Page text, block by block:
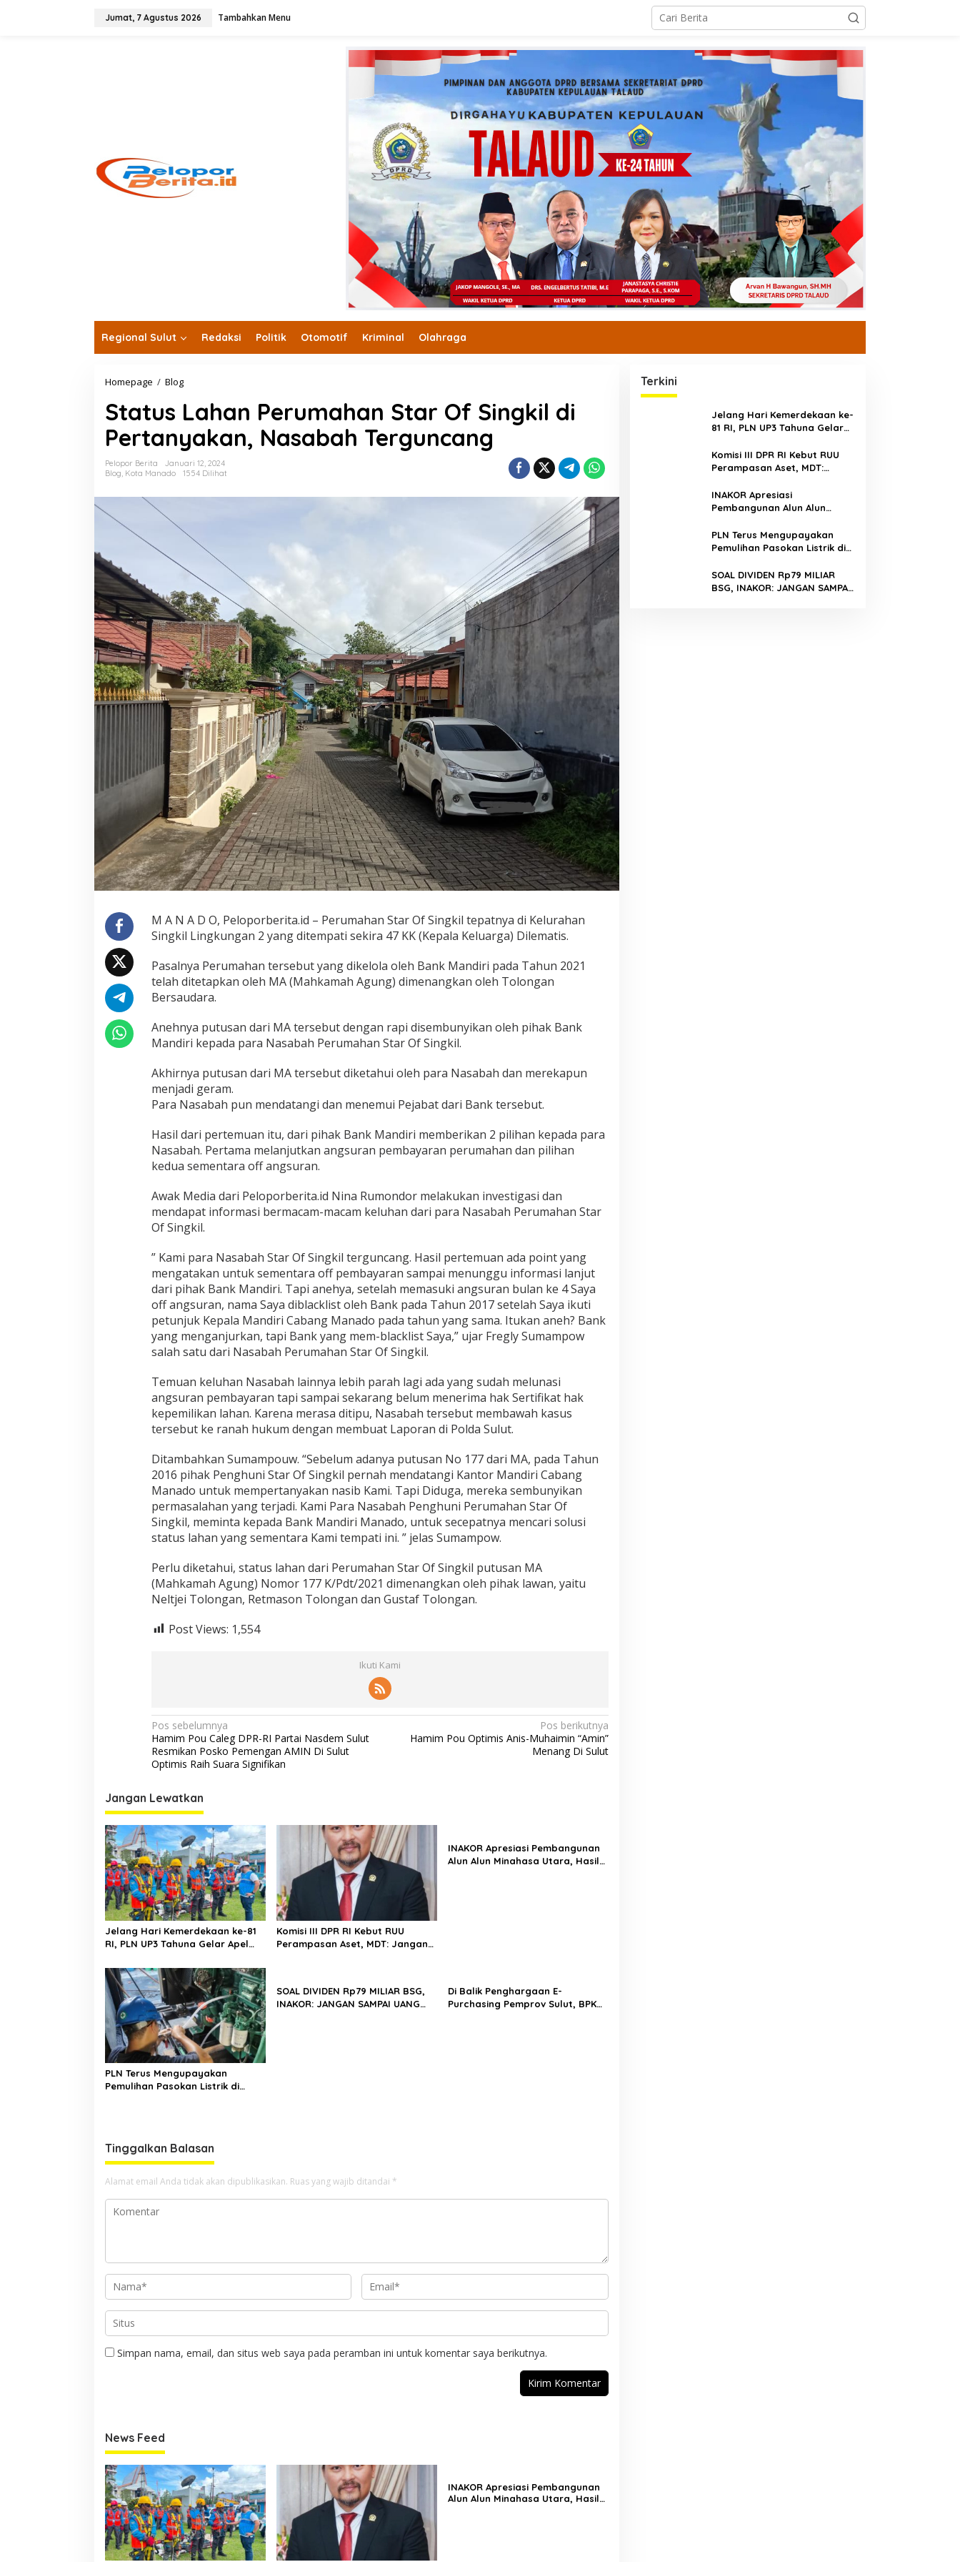
Jumat, 7 Agustus 2026 Tambahkan Menu
Regional Sulut Redaksi Politik Otomotif Kriminal Olahraga
Homepage / BlogStatus
Perumahan
Star
Of
Singkil
Pertanyakan,
Terguncang
Status Lahan Perumahan Star Of Singkil di
Pertanyakan, Nasabah Terguncang
Pelopor Berita
Januari 12, 2024
Blog, Kota Manado 1554 Dilihat
M A N A D O, Peloporberita.id – Perumahan Star Of Singkil tepatnya di Kelurahan
Singkil Lingkungan 2 yang ditempati sekira 47 KK (Kepala Keluarga) Dilematis.
Pasalnya Perumahan tersebut yang dikelola oleh Bank Mandiri pada Tahun 2021
telah ditetapkan oleh MA (Mahkamah Agung) dimenangkan oleh Tolongan
Bersaudara.
Anehnya putusan dari MA tersebut dengan rapi disembunyikan oleh pihak Bank
Mandiri kepada para Nasabah Perumahan Star Of Singkil.
Akhirnya putusan dari MA tersebut diketahui oleh para Nasabah dan merekapun
menjadi geram.
Para Nasabah pun mendatangi dan menemui Pejabat dari Bank tersebut.
Hasil dari pertemuan itu, dari pihak Bank Mandiri memberikan 2 pilihan kepada para
Nasabah. Pertama melanjutkan angsuran pembayaran perumahan dan pilihan
kedua sementara off angsuran.
Awak Media dari Peloporberita.id Nina Rumondor melakukan investigasi dan
mendapat informasi bermacam-macam keluhan dari para Nasabah Perumahan Star
Of Singkil.
” Kami para Nasabah Star Of Singkil terguncang. Hasil pertemuan ada point yang
mengatakan untuk sementara off pembayaran sampai menunggu informasi lanjut
dari pihak Bank Mandiri. Tapi anehya, setelah memasuki angsuran bulan ke 4 Saya
off angsuran, nama Saya diblacklist oleh Bank pada Tahun 2017 setelah Saya ikuti
petunjuk Kepala Mandiri Cabang Manado pada tahun yang sama. Itukan aneh? Bank
yang menganjurkan, tapi Bank yang mem-blacklist Saya,” ujar Fregly Sumampow
salah satu dari Nasabah Perumahan Star Of Singkil.
Temuan keluhan Nasabah lainnya lebih parah lagi ada yang sudah melunasi
angsuran pembayaran tapi sampai sekarang belum menerima hak Sertifikat hak
kepemilikan lahan. Karena merasa ditipu, Nasabah tersebut membawah kasus
tersebut ke ranah hukum dengan membuat Laporan di Polda Sulut.
Ditambahkan Sumampouw. “Sebelum adanya putusan No 177 dari MA, pada Tahun
2016 pihak Penghuni Star Of Singkil pernah mendatangi Kantor Mandiri Cabang
Manado untuk mempertanyakan nasib Kami. Tapi Diduga, mereka sembunyikan
permasalahan yang terjadi. Kami Para Nasabah Penghuni Perumahan Star Of
Singkil, meminta kepada Bank Mandiri Manado, untuk secepatnya mencari solusi
status lahan yang sementara Kami tempati ini. ” jelas Sumampow.
Perlu diketahui, status lahan dari Perumahan Star Of Singkil putusan MA
(Mahkamah Agung) Nomor 177 K/Pdt/2021 dimenangkan oleh pihak lawan, yaitu
Neltjei Tolongan, Retmason Tolongan dan Gustaf Tolongan.
Post Views: 1,554
Ikuti Kami
Navigasi
pos
Pos sebelumnya
Hamim Pou Caleg DPR-RI Partai Nasdem Sulut
Resmikan Posko Pemengan AMIN Di Sulut
Optimis Raih Suara Signifikan
Pos berikutnya
Hamim Pou Optimis Anis-Muhaimin “Amin”
Menang Di Sulut
Jangan Lewatkan
Jelang Hari Kemerdekaan ke-81
RI, PLN UP3 Tahuna Gelar Apel
Pastikan Keandalan Listrik
Kepulauan Nusa Utara
Komisi III DPR RI Kebut RUU
Perampasan Aset, MDT: Jangan
INAKOR Apresiasi Pembangunan
Alun Alun Minahasa Utara, Hasil
PLN Terus Mengupayakan
Pemulihan Pasokan Listrik di
SOAL DIVIDEN Rp79 MILIAR BSG,
INAKOR: JANGAN SAMPAI UANG
Di Balik Penghargaan E-
Purchasing Pemprov Sulut, BPK
Tinggalkan Balasan
Alamat email Anda tidak akan dipublikasikan. Ruas yang wajib ditandai *
Simpan nama, email, dan situs web saya pada peramban ini untuk komentar saya berikutnya.
News Feed
INAKOR Apresiasi Pembangunan
Alun Alun Minahasa Utara, Hasil
Terkini
Jelang Hari Kemerdekaan ke-
81 RI, PLN UP3 Tahuna Gelar
Guna Pastikan Keandalan
Listrik Kepulauan Nusa Utara
Komisi III DPR RI Kebut RUU
Perampasan Aset, MDT:
Abuse of Power
INAKOR Apresiasi
Pembangunan Alun Alun
Audensi Dinilai Memberikan
Penjelasan Positif
PLN Terus Mengupayakan
Pemulihan Pasokan Listrik di
SOAL DIVIDEN Rp79 MILIAR
BSG, INAKOR: JANGAN SAMPAI